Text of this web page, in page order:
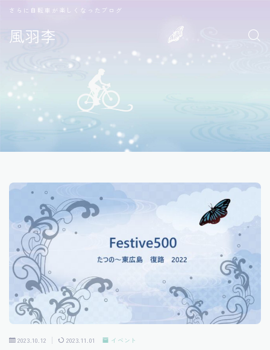
風羽李
さらに自転車が楽しくなったブログ
2023.10.12 2023.11.01 イベント